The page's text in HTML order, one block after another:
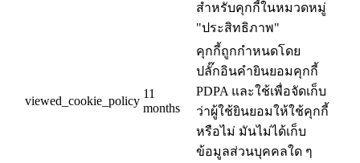
สำหรับคุกกี้ในหมวดหมู่
"ประสิทธิภาพ"
viewed_cookie_policy
11
months
คุกกี้ถูกกำหนดโดย
ปลั๊กอินคำยินยอมคุกกี้
PDPA และใช้เพื่อจัดเก็บ
ว่าผู้ใช้ยินยอมให้ใช้คุกกี้
หรือไม่ มันไม่ได้เก็บ
ข้อมูลส่วนบุคคลใด ๆ